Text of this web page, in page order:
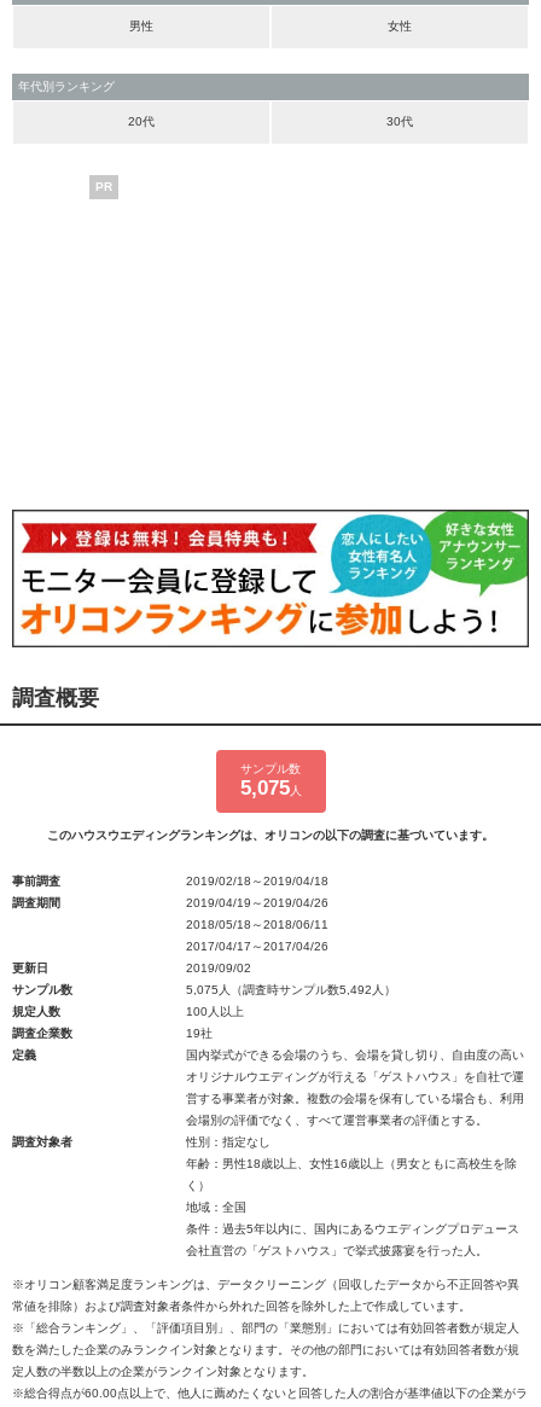
男性 女性
年代別ランキング
20代 30代
PR
調査概要
サンプル数
5,075人
このハウスウエディングランキングは、オリコンの以下の調査に基づいています。
事前調査
2019/02/18～2019/04/18
調査期間
2019/04/19～2019/04/26
2018/05/18～2018/06/11
2017/04/17～2017/04/26
更新日
2019/09/02
サンプル数
5,075人（調査時サンプル数5,492人）
規定人数
100人以上
調査企業数
19社
定義
国内挙式ができる会場のうち、会場を貸し切り、自由度の高い
オリジナルウエディングが行える「ゲストハウス」を自社で運
営する事業者が対象。複数の会場を保有している場合も、利用
会場別の評価でなく、すべて運営事業者の評価とする。
調査対象者
性別：指定なし
年齢：男性18歳以上、女性16歳以上（男女ともに高校生を除
く）
地域：全国
条件：過去5年以内に、国内にあるウエディングプロデュース
会社直営の「ゲストハウス」で挙式披露宴を行った人。
※オリコン顧客満足度ランキングは、データクリーニング（回収したデータから不正回答や異
常値を排除）および調査対象者条件から外れた回答を除外した上で作成しています。
※「総合ランキング」、「評価項目別」、部門の「業態別」においては有効回答者数が規定人
数を満たした企業のみランクイン対象となります。その他の部門においては有効回答者数が規
定人数の半数以上の企業がランクイン対象となります。
※総合得点が60.00点以上で、他人に薦めたくないと回答した人の割合が基準値以下の企業がラ